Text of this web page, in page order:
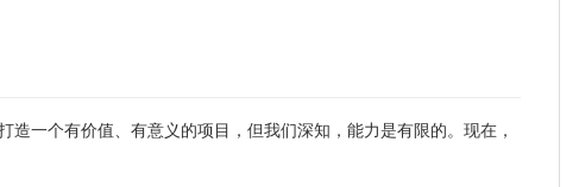
一个有价值、有意义的项目，但我们深知，能力是有限的。现在，